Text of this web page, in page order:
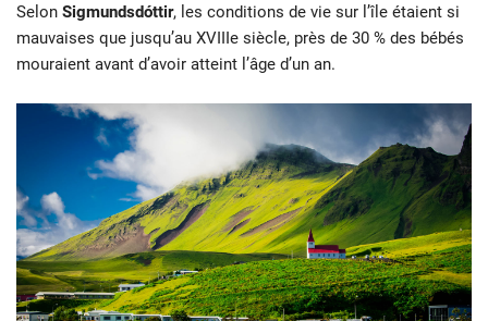
Selon Sigmundsdóttir, les conditions de vie sur l’île étaient si
mauvaises que jusqu’au XVIIIe siècle, près de 30 % des bébés
mouraient avant d’avoir atteint l’âge d’un an.